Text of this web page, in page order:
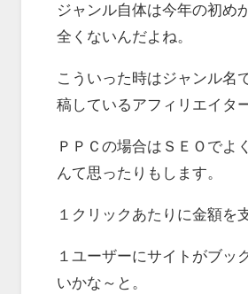
ジャンル自体は今年の初め
全くないんだよね。
こういった時はジャンル名
稿しているアフィリエイタ
ＰＰＣの場合はＳＥＯでよ
んて思ったりもします。
１クリックあたりに金額を
１ユーザーにサイトがブッ
いかな～と。